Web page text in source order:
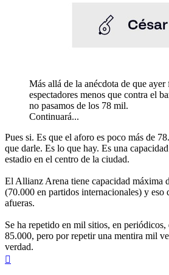
Más allá de la anécdota de que
espectadores menos que contra el
no pasamos de los 78 mil.
Continuará...
Pues si. Es que el aforo es poco más de
que darle. Es lo que hay. Es una
estadio en el centro de la ciudad.
El Allianz Arena tiene capacidad máxima
(70.000 en partidos internacionales) y eso
afueras.
Se ha repetido en mil sitios, en
85.000, pero por repetir una mentira mil
verdad.